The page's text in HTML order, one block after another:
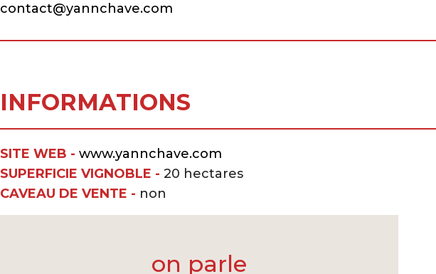
contact@yannchave.com
INFORMATIONS
SITE WEB - www.yannchave.com
SUPERFICIE VIGNOBLE - 20 hectares
CAVEAU DE VENTE - non
on parle